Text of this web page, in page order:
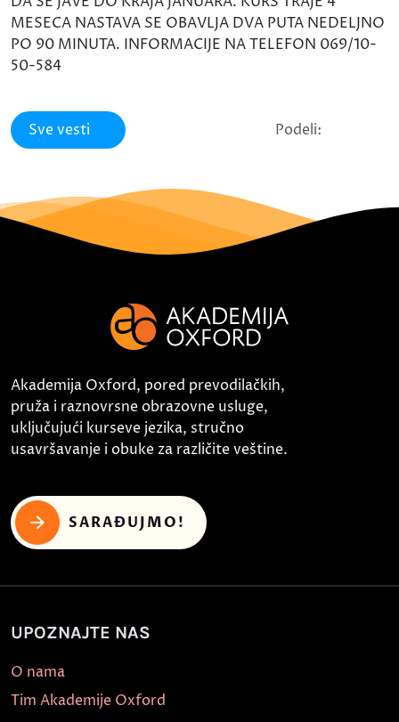
MESECA NASTAVA SE OBAVLJA DVA PUTA NEDELJNO
PO 90 MINUTA. INFORMACIJE NA TELEFON 069/10-
50-584
Sve vesti Podeli:
Akademija Oxford, pored prevodilačkih,
pruža i raznovrsne obrazovne usluge,
uključujući kurseve jezika, stručno
usavršavanje i obuke za različite veštine.
SARAĐUJMO!
UPOZNAJTE NAS
O nama
Tim Akademije Oxford